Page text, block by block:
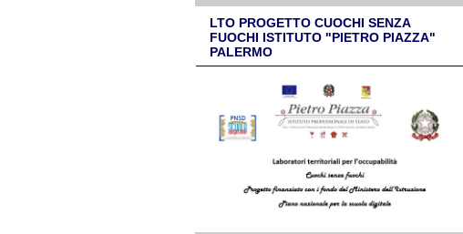
LTO PROGETTO CUOCHI SENZA
FUOCHI ISTITUTO "PIETRO PIAZZA"
PALERMO